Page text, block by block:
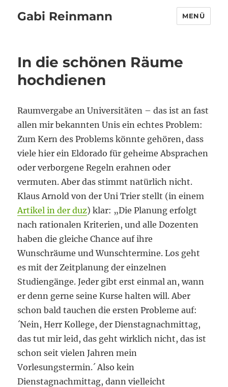
Gabi Reinmann MENÜ
In die schönen Räume
hochdienen
Raumvergabe an Universitäten – das ist an fast
allen mir bekannten Unis ein echtes Problem:
Zum Kern des Problems könnte gehören, dass
viele hier ein Eldorado für geheime Absprachen
oder verborgene Regeln erahnen oder
vermuten. Aber das stimmt natürlich nicht.
Klaus Arnold von der Uni Trier stellt (in einem
Artikel in der duz) klar: „Die Planung erfolgt
nach rationalen Kriterien, und alle Dozenten
haben die gleiche Chance auf ihre
Wunschräume und Wunschtermine. Los geht
es mit der Zeitplanung der einzelnen
Studiengänge. Jeder gibt erst einmal an, wann
er denn gerne seine Kurse halten will. Aber
schon bald tauchen die ersten Probleme auf:
´Nein, Herr Kollege, der Dienstagnachmittag,
das tut mir leid, das geht wirklich nicht, das ist
schon seit vielen Jahren mein
Vorlesungstermin.´ Also kein
Dienstagnachmittag, dann vielleicht